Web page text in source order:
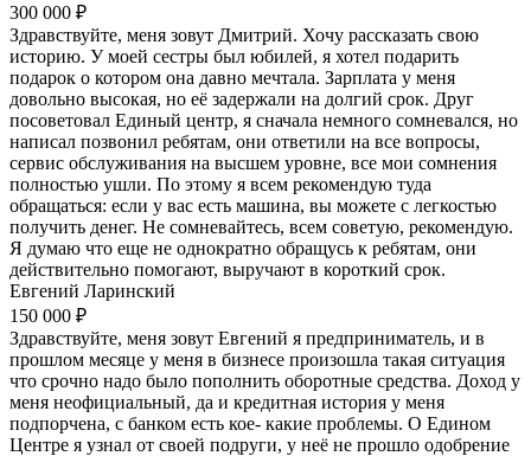
300 000 ₽
Здравствуйте, меня зовут Дмитрий. Хочу рассказать свою
историю. У моей сестры был юбилей, я хотел подарить
подарок о котором она давно мечтала. Зарплата у меня
довольно высокая, но её задержали на долгий срок. Друг
посоветовал Единый центр, я сначала немного сомневался, но
написал позвонил ребятам, они ответили на все вопросы,
сервис обслуживания на высшем уровне, все мои сомнения
полностью ушли. По этому я всем рекомендую туда
обращаться: если у вас есть машина, вы можете с легкостью
получить денег. Не сомневайтесь, всем советую, рекомендую.
Я думаю что еще не однократно обращусь к ребятам, они
действительно помогают, выручают в короткий срок.
Евгений Ларинский
150 000 ₽
Здравствуйте, меня зовут Евгений я предприниматель, и в
прошлом месяце у меня в бизнесе произошла такая ситуация
что срочно надо было пополнить оборотные средства. Доход у
меня неофициальный, да и кредитная история у меня
подпорчена, с банком есть кое- какие проблемы. О Едином
Центре я узнал от своей подруги, у неё не прошло одобрение